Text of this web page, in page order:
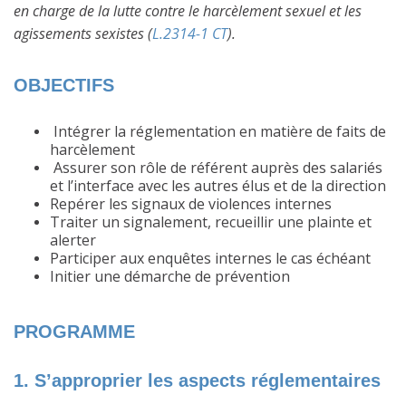
en charge de la lutte contre le harcèlement sexuel et les
agissements sexistes (L.2314-1 CT).
OBJECTIFS
Intégrer la réglementation en matière de faits de
harcèlement
Assurer son rôle de référent auprès des salariés
et l’interface avec les autres élus et de la direction
Repérer les signaux de violences internes
Traiter un signalement, recueillir une plainte et
alerter
Participer aux enquêtes internes le cas échéant
Initier une démarche de prévention
PROGRAMME
1. S’approprier les aspects réglementaires